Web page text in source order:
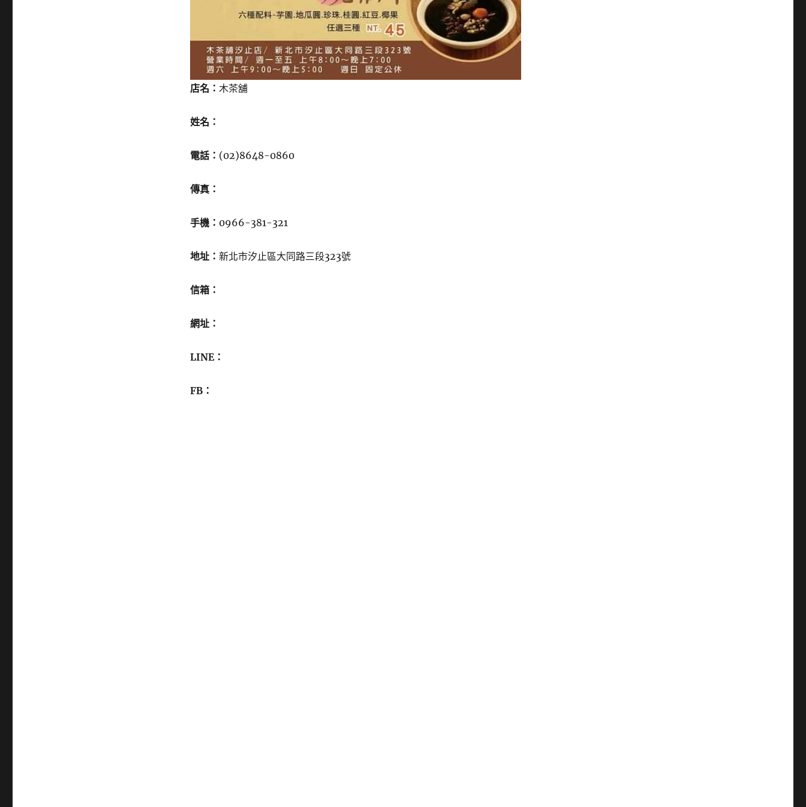
店名： 木茶舖
姓名：
電話： (02)8648-0860
傳真：
手機： 0966-381-321
地址： 新北市汐止區大同路三段323號
信箱：
網址：
LINE：
FB：